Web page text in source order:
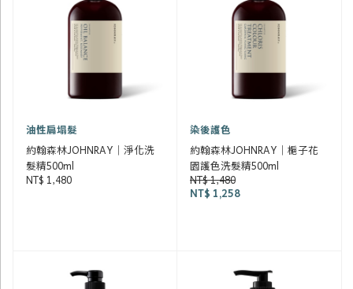
油性扁塌髮
約翰森林JOHNRAY｜淨化洗
髮精500ml
NT$ 1,480
染後護色
約翰森林JOHNRAY｜梔子花
園護色洗髮精500ml
NT$ 1,480
NT$ 1,258